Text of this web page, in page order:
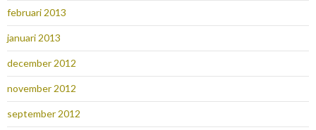
februari 2013
januari 2013
december 2012
november 2012
september 2012